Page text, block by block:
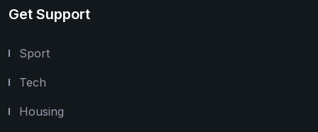
Get Support
Sport
Tech
Housing